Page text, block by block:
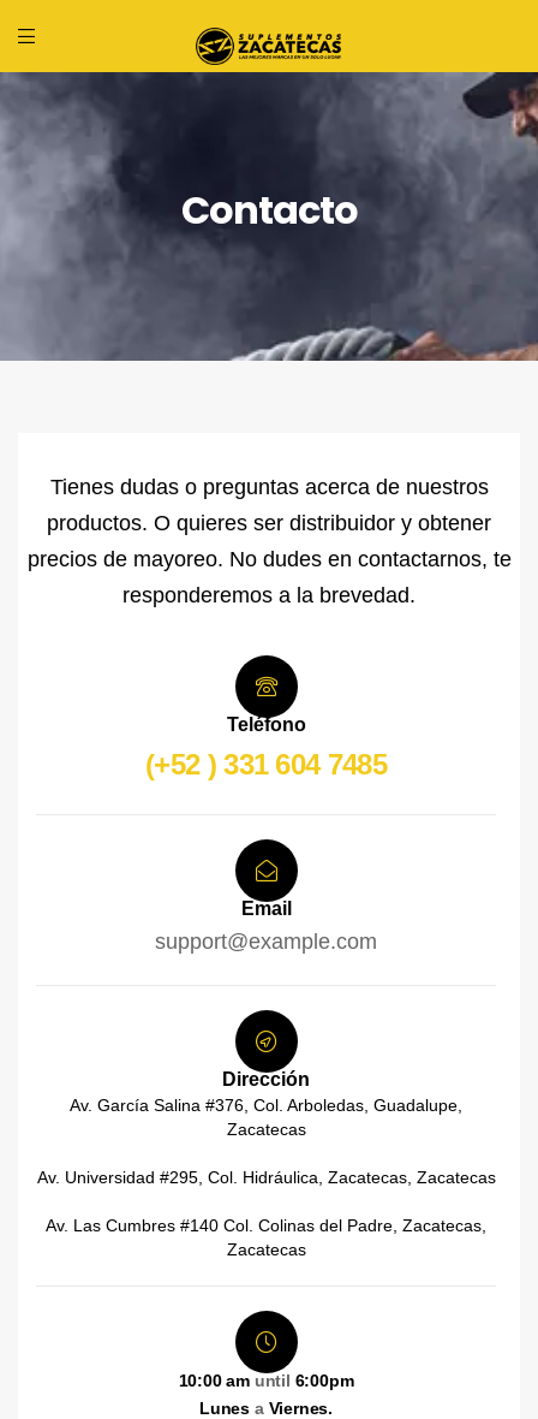
Contacto
Tienes dudas o preguntas acerca de nuestros
productos. O quieres ser distribuidor y obtener
precios de mayoreo. No dudes en contactarnos, te
responderemos a la brevedad.
Teléfono
(+52 ) 331 604 7485
Email
support@example.com
Dirección
Av. García Salina #376, Col. Arboledas, Guadalupe,
Zacatecas
Av. Universidad #295, Col. Hidráulica, Zacatecas, Zacatecas
Av. Las Cumbres #140 Col. Colinas del Padre, Zacatecas,
Zacatecas
10:00 am until 6:00pm
Lunes aViernes.